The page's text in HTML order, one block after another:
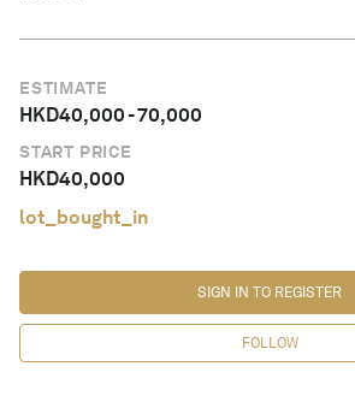
ESTIMATE
HKD40,000-70,000
START PRICE
HKD40,000
lot_bought_in
FOLLOW
SIGN IN TO REGISTER